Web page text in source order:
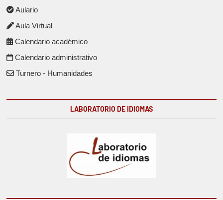
Aulario
Aula Virtual
Calendario académico
Calendario administrativo
Turnero - Humanidades
LABORATORIO DE IDIOMAS